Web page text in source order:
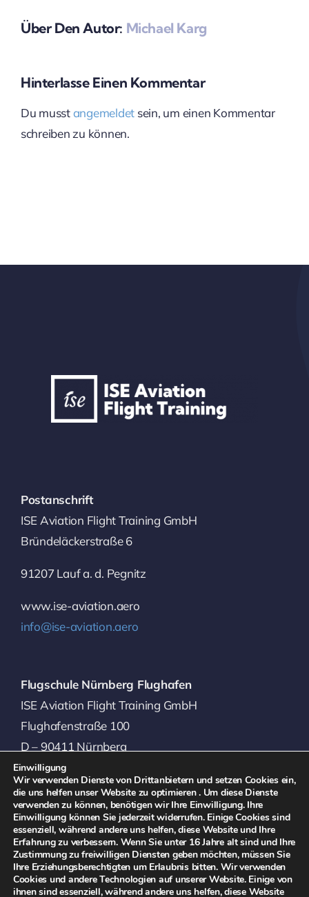
Über Den Autor: Michael Karg
Hinterlasse Einen Kommentar
Du musstangemeldet sein, um einen Kommentar
schreiben zu können.
Postanschrift
ISE Aviation Flight Training GmbH
Bründeläckerstraße 6
91207 Lauf a. d. Pegnitz
www.ise-aviation.aero
info@ise-aviation.aero
Flugschule Nürnberg Flughafen
ISE Aviation Flight Training GmbH
Flughafenstraße 100
D – 90411 Nürnberg
Telefon: +49 9192 9929-0
Telefax: +49 9192 9929-654
Toggle
Navigation
Einwilligung
Wir verwenden Dienste von Drittanbietern und setzen Cookies ein,
die uns helfen unser Website zu optimieren . Um diese Dienste
verwenden zu können, benötigen wir Ihre Einwilligung. Ihre
Einwilligung können Sie jederzeit widerrufen. Einige Cookies sind
essenziell, während andere uns helfen, diese Website und Ihre
Erfahrung zu verbessern. Wenn Sie unter 16 Jahre alt sind und Ihre
Zustimmung zu freiwilligen Diensten geben möchten, müssen Sie
Ihre Erziehungsberechtigten um Erlaubnis bitten. Wir verwenden
Cookies und andere Technologien auf unserer Website. Einige von
ihnen sind essenziell, während andere uns helfen, diese Website